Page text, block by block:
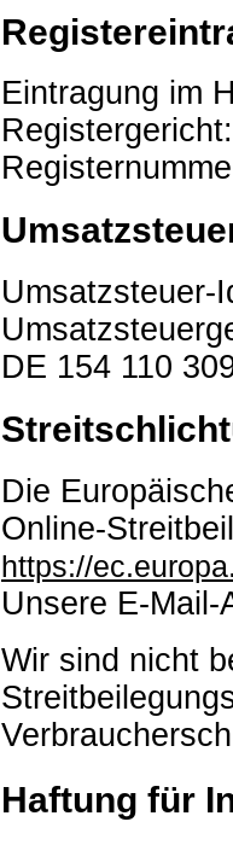
Eintragung im
Umsatzsteuer-
DE 154 110
Die
Online-
https://
Unsere E-
Wir sind nicht
Haftung für